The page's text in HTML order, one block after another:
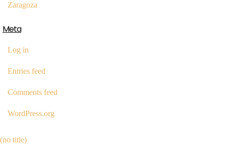
Zaragoza
Meta
Log in
Entries feed
Comments feed
WordPress.org
(no title)